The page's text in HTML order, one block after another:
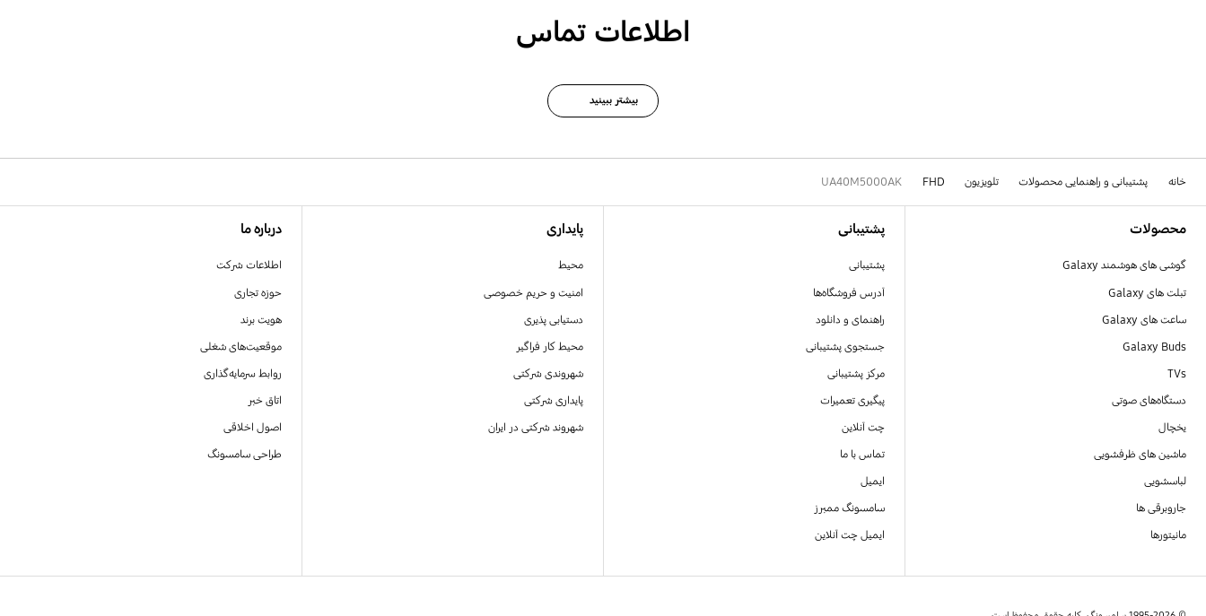
اطلاعات تماس
بیشتر ببینید
خانه پشتیبانی و راهنمایی محصولات تلویزیون FHD
UA40M5000AK
محصولات
گوشی های هوشمند Galaxy
تبلت های Galaxy
ساعت های Galaxy
Galaxy Buds
TVs
دستگاه‌های صوتی
یخچال
ماشین های ظرفشویی
لباسشویی
جاروبرقی ها
مانیتورها
پشتیبانی
پشتیبانی
آدرس فروشگاه‌ها
راهنمای و دانلود
جستجوی پشتیبانی
مرکز پشتیبانی
پیگیری تعمیرات
چت آنلاین
تماس با ما
ایمیل
سامسونگ ممبرز
ایمیل چت آنلاین
پایداری
محیط
امنیت و حریم خصوصی
دستیابی پذیری
محیط کار فراگیر
شهروندی شرکتی
پایداری شرکتی
شهروند شرکتی در ایران
درباره ما
اطلاعات شرکت
حوزه تجاری
هویت برند
موقعیت‌های شغلی
روابط سرمایه‌گذاری
اتاق خبر
اصول اخلاقی
طراحی سامسونگ